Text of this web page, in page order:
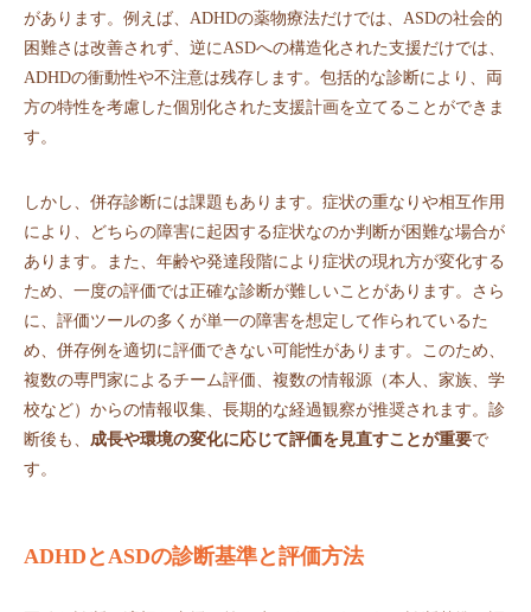
があります。例えば、ADHDの薬物療法だけでは、ASDの社会的
困難さは改善されず、逆にASDへの構造化された支援だけでは、
ADHDの衝動性や不注意は残存します。包括的な診断により、両
方の特性を考慮した個別化された支援計画を立てることができま
す。
しかし、併存診断には課題もあります。症状の重なりや相互作用
により、どちらの障害に起因する症状なのか判断が困難な場合が
あります。また、年齢や発達段階により症状の現れ方が変化する
ため、一度の評価では正確な診断が難しいことがあります。さら
に、評価ツールの多くが単一の障害を想定して作られているた
め、併存例を適切に評価できない可能性があります。このため、
複数の専門家によるチーム評価、複数の情報源（本人、家族、学
校など）からの情報収集、長期的な経過観察が推奨されます。診
断後も、 成長や環境の変化に応じて評価を見直すことが重要で
す。
ADHDとASDの診断基準と評価方法